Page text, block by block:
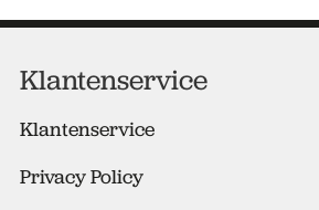
d
s
Klantenservice
Klantenservice
Privacy Policy